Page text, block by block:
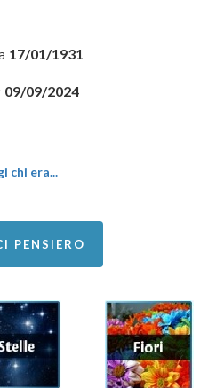
17/01/1931
09/09/2024
chi era...
PENSIERO